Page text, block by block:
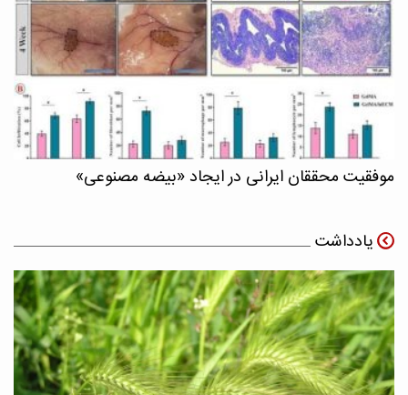
موفقیت محققان ایرانی در ایجاد «بیضه مصنوعی»
یادداشت